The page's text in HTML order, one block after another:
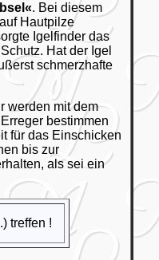
. Bei diesem
Hautpilze
Igelfinder das
Hat der Igel
schmerzhafte
werden mit dem
bestimmen
für das Einschicken
bis zur
als sei ein
treffen !